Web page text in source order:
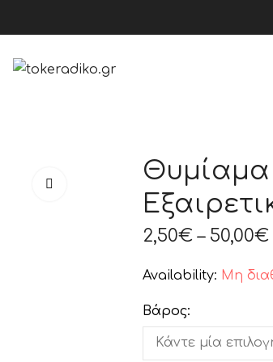
Θυμίαμα
2,50€ – 50,00€
Availability: Μη
Βάρος: